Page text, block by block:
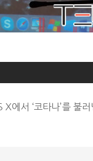
에서 ‘코타나’를 불